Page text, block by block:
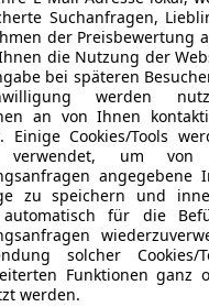
Suchanfragen,
der Preisbewertung
die Nutzung der
bei späteren
werden
an von Ihnen
Einige Cookies/Tools
verwendet, um
angegebene
zu speichern und
automatisch für die
solcher Cookies/
Funktionen ganz
werden.